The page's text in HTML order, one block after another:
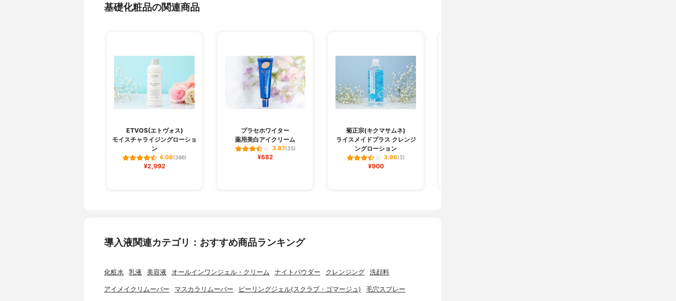
基礎化粧品の関連商品
ETVOS(エトヴォス)
モイスチャライジングローショ
ン
4.08(386)
¥2,992
プラセホワイター
薬用美白アイクリーム
3.87(35)
¥682
菊正宗(キクマサムネ)
ライスメイドプラス クレンジ
ングローション
3.96(3)
¥900
導入液関連カテゴリ：おすすめ商品ランキング
化粧水 乳液 美容液 オールインワンジェル・クリーム ナイトパウダー クレンジング 洗顔料
アイメイクリムーバー マスカラリムーバー ピーリングジェル(スクラブ・ゴマージュ) 毛穴スプレー